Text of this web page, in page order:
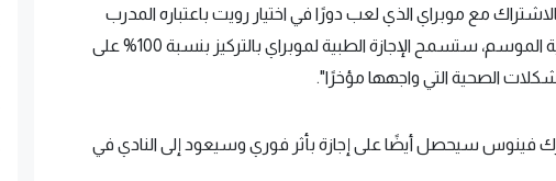
مع موبراي الذي لعب دورًا في اختيار رويت باعتباره المدرب
المناسب لدفع الفريق إلى الأمام حتى نهاية الموسم، ستسمح الإجازة الطبية لموبراي بالتركيز بنسبة 100% على
الصحية التي واجهها مؤخرًا".
فينوس سيحصل أيضًا على إجازة بأثر فوري وسيعود إلى النادي في